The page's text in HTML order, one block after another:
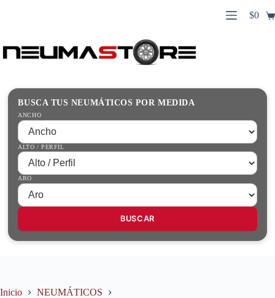
productosInicio
Guías Prácticas
Tienda
Carro
$0
BUSCA TUS NEUMÁTICOS POR MEDIDA
ANCHO
ALTO / PERFIL
ARO
BUSCAR
Inicio
NEUMÁTICOS